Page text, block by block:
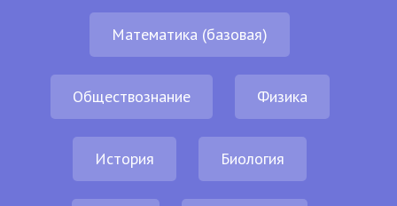
Математика (базовая)
Обществознание Физика
История Биология